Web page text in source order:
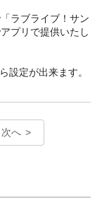
ラブライブ！サン
プリで提供いたし
設定が出来ます。
次へ